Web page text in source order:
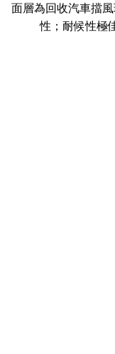
面層為回收汽車擋
性；耐候性極